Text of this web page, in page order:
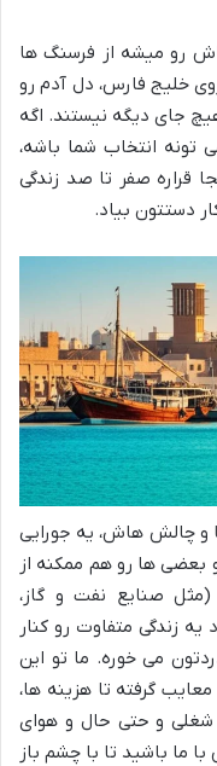
رو میشه از فرسنگ ها
خلیج فارس، دل آدم رو
جای دیگه نیستند. اگه
تونه انتخاب شما باشه،
قراره صفر تا صد زندگی
دستتون بیاد.
و چالش هاش، یه جورایی
ها رو هم ممکنه از
صنایع نفت و گاز،
زندگی متفاوت رو کنار
می خوره. ما تو این
گرفته تا هزینه ها،
شغلی و حتی حال و هوای
ما باشید تا با چشم باز